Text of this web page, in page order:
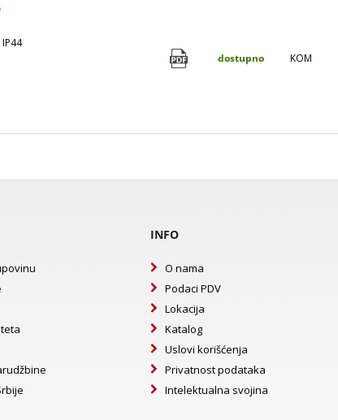
dostupno KOM
INFO
O nama
Podaci PDV
Lokacija
Katalog
Uslovi korišćenja
Privatnost podataka
Intelektualna svojina